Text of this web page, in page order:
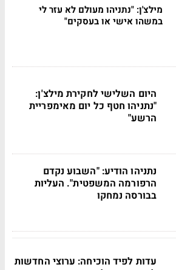
מילצ'ן: "נתניהו מעולם לא עזר לי
במשהו אישי או בעסקים"
היום השלישי לחקירת מילצ'ן:
"נתניהו חטף כל יום מאימפריית
הרשע"
נתניהו הודיע: "השבוע נקדם
הרפורמה המשפטית". העליות
בבורסה נמחקו
עדות לפיד הוכיחה: ערוצי החדשות